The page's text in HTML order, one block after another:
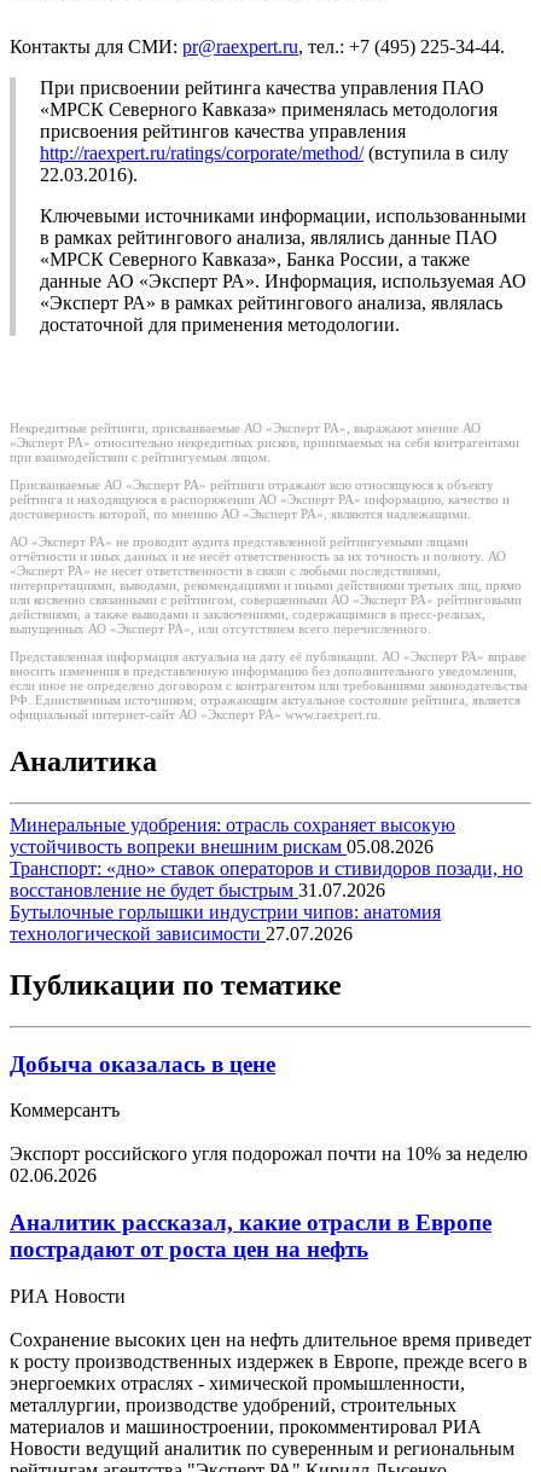
Контакты для СМИ: pr@raexpert.ru, тел.: +7 (495) 225-34-44.
При присвоении рейтинга качества управления ПАО
«МРСК Северного Кавказа» применялась методология
присвоения рейтингов качества управления
http://raexpert.ru/ratings/corporate/method/(вступила в силу
22.03.2016).
Ключевыми источниками информации, использованными
в рамках рейтингового анализа, являлись данные ПАО
«МРСК Северного Кавказа», Банка России, а также
данные АО «Эксперт РА». Информация, используемая АО
«Эксперт РА» в рамках рейтингового анализа, являлась
достаточной для применения методологии.
Некредитные рейтинги, присваиваемые АО «Эксперт РА», выражают мнение АО
«Эксперт РА» относительно некредитных рисков, принимаемых на себя контрагентами
при взаимодействии с рейтингуемым лицом.
Присваиваемые АО «Эксперт РА» рейтинги отражают всю относящуюся к объекту
рейтинга и находящуюся в распоряжении АО «Эксперт РА» информацию, качество и
достоверность которой, по мнению АО «Эксперт РА», являются надлежащими.
АО «Эксперт РА» не проводит аудита представленной рейтингуемыми лицами
отчётности и иных данных и не несёт ответственность за их точность и полноту. АО
«Эксперт РА» не несет ответственности в связи с любыми последствиями,
интерпретациями, выводами, рекомендациями и иными действиями третьих лиц, прямо
или косвенно связанными с рейтингом, совершенными АО «Эксперт РА» рейтинговыми
действиями, а также выводами и заключениями, содержащимися в пресс-релизах,
выпущенных АО «Эксперт РА», или отсутствием всего перечисленного.
Представленная информация актуальна на дату её публикации. АО «Эксперт РА» вправе
вносить изменения в представленную информацию без дополнительного уведомления,
если иное не определено договором с контрагентом или требованиями законодательства
РФ. Единственным источником, отражающим актуальное состояние рейтинга, является
официальный интернет-сайт АО «Эксперт РА» www.raexpert.ru.
Аналитика
Минеральные удобрения: отрасль сохраняет высокую
устойчивость вопреки внешним рискам 05.08.2026
Транспорт: «дно» ставок операторов и стивидоров позади, но
восстановление не будет быстрым 31.07.2026
Бутылочные горлышки индустрии чипов: анатомия
технологической зависимости 27.07.2026
Публикации по тематике
Добыча оказалась в цене
Коммерсантъ
Экспорт российского угля подорожал почти на 10% за неделю
02.06.2026
Аналитик рассказал, какие отрасли в Европе
пострадают от роста цен на нефть
РИА Новости
Сохранение высоких цен на нефть длительное время приведет
к росту производственных издержек в Европе, прежде всего в
энергоемких отраслях - химической промышленности,
металлургии, производстве удобрений, строительных
материалов и машиностроении, прокомментировал РИА
Новости ведущий аналитик по суверенным и региональным